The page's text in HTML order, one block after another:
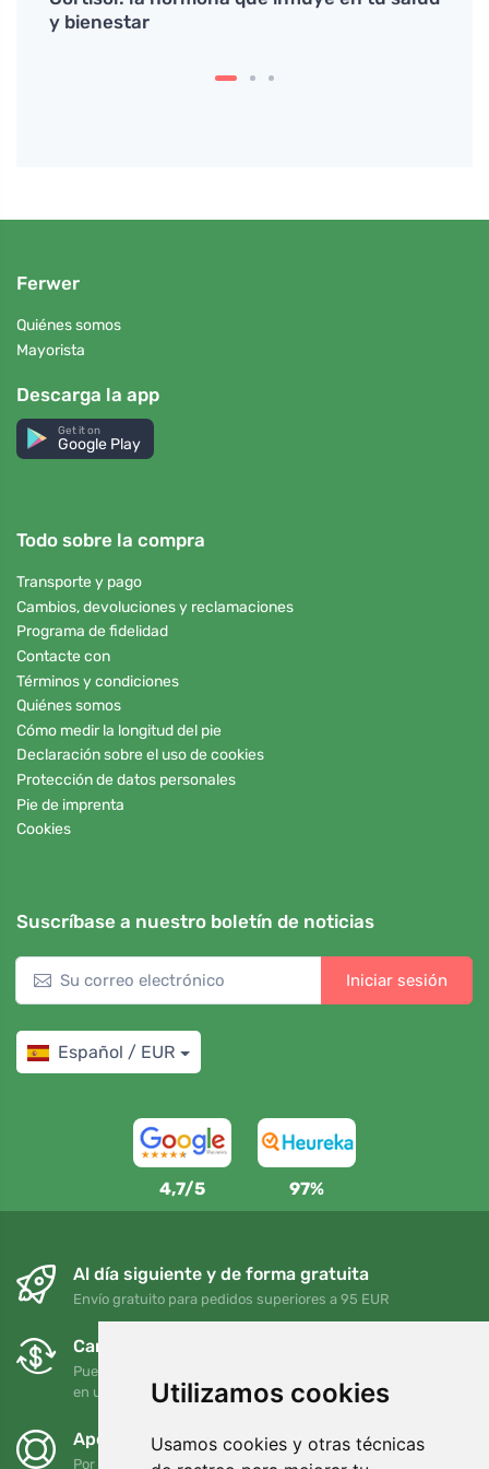
Utilizamos cookies
Usamos cookies y otras técnicas
y bienestar
Ferwer
Quiénes somos
Mayorista
Descarga la app
Get it on
Google Play
Todo sobre la compra
Transporte y pago
Cambios, devoluciones y reclamaciones
Programa de fidelidad
Contacte con
Términos y condiciones
Quiénes somos
Cómo medir la longitud del pie
Declaración sobre el uso de cookies
Protección de datos personales
Pie de imprenta
Cookies
Suscríbase a nuestro boletín de noticias
Iniciar sesión
Español / EUR
4,7/5 97%
Al día siguiente y de forma gratuita
Envío gratuito para pedidos superiores a 95 EUR
Cambios y devoluciones gratuitos
Puede devolver o cambiar su pedido en cualquier momento
en un plazo de 90 días
Apoyamos a Trees.org
Por cada pedido plantamos un árbol. Leer más